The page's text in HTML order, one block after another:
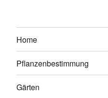
Home
Pflanzenbestimmung
Gärten